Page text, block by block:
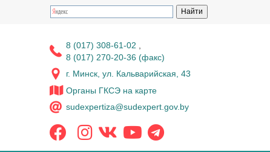
8 (017) 308-61-02
8 (017) 270-20-36 (факс)
г. Минск, ул. Кальварийская, 43
Органы ГКСЭ на карте
sudexpertiza@sudexpert.gov.by